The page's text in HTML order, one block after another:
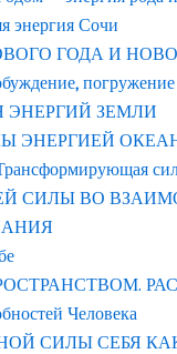
энергия Сочи
ГОДА И НОВОГО
погружение
ЗЕМЛИ
ОКЕАНА
СИЛЫ ВО
Человека
СИЛЫ СЕБЯ КАК